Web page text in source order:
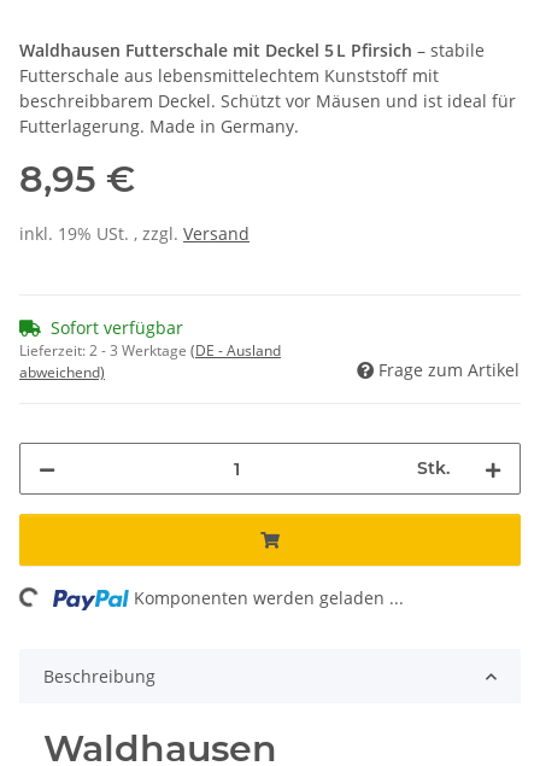
Waldhausen Futterschale mit Deckel 5 L Pfirsich – stabile
Futterschale aus lebensmittelechtem Kunststoff mit
beschreibbarem Deckel. Schützt vor Mäusen und ist ideal für
Futterlagerung. Made in Germany.
8,95 €
inkl. 19% USt. , zzgl. Versand
Sofort verfügbar
Lieferzeit:2 - 3 Werktage (DE - Ausland
abweichend)
Frage zum Artikel
Stk.
Komponenten werden geladen ...
Beschreibung
Waldhausen